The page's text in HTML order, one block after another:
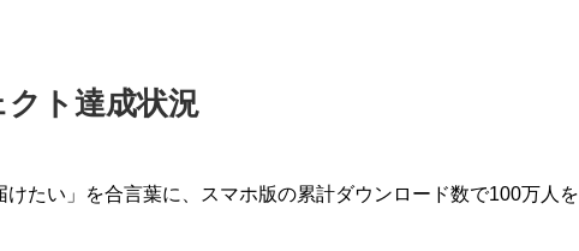
ト達成状況
けたい」を合言葉に、スマホ版の累計ダウンロード数で100万人を